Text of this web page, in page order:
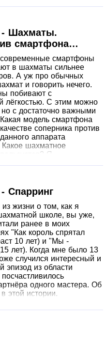
- Шахматы.
смартфона
современные смартфоны
в шахматы сильнее
А уж про обычных
и говорить нечего.
побивают с
лёгкостью. С этим можно
но с достаточно важными
модель смартфона
соперника против
аппарата
Какое шахматное
Я
CanaryDroid.
Подробное
я предлагаю вашему
не умеете играть в
некоторые правила? В
прочитать здесь
самоучитель для
Спарринг
жизни о том, как я
школе, вы уже,
ранее в моих
"Как король спрятал
10 лет) и "Мы -
лет). Когда мне было 13
случился интересный и
эпизод из области
одного мастера. Об
этой истории.